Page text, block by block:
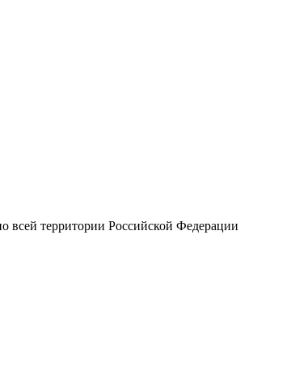
всей территории Российской Федерации